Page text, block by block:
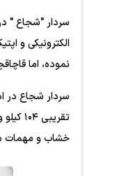
سردار "شجاع "
الکترونیکی و
نموده، اما
خشاب و مهمات